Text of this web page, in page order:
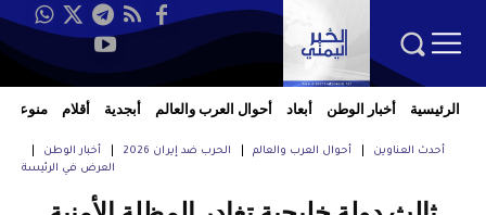
الرئيسية أخبار الوطن أبعاد أحوال العرب والعالم أبجدية أقلام منوعات
أحدث العناوين أحوال العرب والعالم الحرب ضد إيران 2026
أخبار الوطن
العرض في الرئيسة